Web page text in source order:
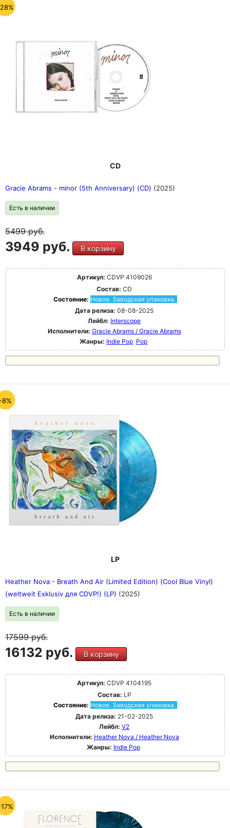
CD
Gracie Abrams - minor (5th Anniversary) (CD) (2025)
Есть в наличии
5499руб.
3949 руб. В корзину
Артикул: CDVP 4109026
Состав: CD
Состояние: Новое. Заводская упаковка.
Дата релиза: 08-08-2025
Лейбл: Interscope
Исполнители: Gracie Abrams / Gracie Abrams
Жанры: Indie Pop Pop
8%
LP
Heather Nova - Breath And Air (Limited Edition) (Cool Blue Vinyl)
(weltweit Exklusiv для CDVP!) (LP) (2025)
Есть в наличии
17599руб.
16132 руб. В корзину
Артикул: CDVP 4104195
Состав: LP
Состояние: Новое. Заводская упаковка.
Дата релиза: 21-02-2025
Лейбл: V2
Исполнители: Heather Nova / Heather Nova
Жанры: Indie Pop